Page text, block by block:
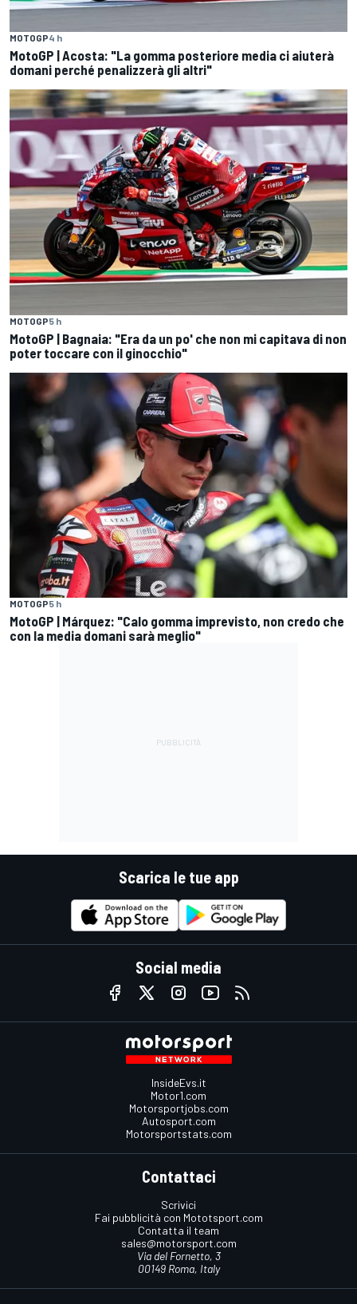
MOTOGP4 h
MotoGP | Acosta: "La gomma posteriore media ci aiuterà
domani perché penalizzerà gli altri"
MOTOGP5 h
MotoGP | Bagnaia: "Era da un po' che non mi capitava di non
poter toccare con il ginocchio"
MOTOGP5 h
MotoGP | Márquez: "Calo gomma imprevisto, non credo che
con la media domani sarà meglio"
Scarica le tue app
Social media
InsideEvs.it
Motor1.com
Motorsportjobs.com
Autosport.com
Motorsportstats.com
Contattaci
Scrivici
Fai pubblicità con Mototsport.com
Contatta il team
sales@motorsport.com
Via del Fornetto, 3
00149 Roma, Italy